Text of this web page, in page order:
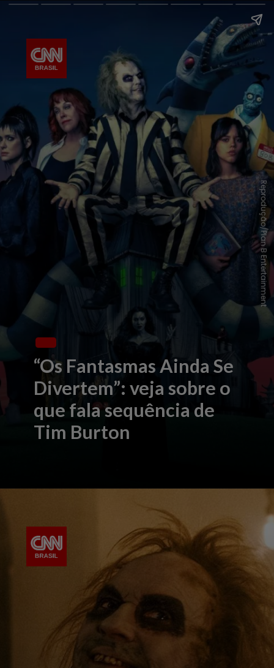
“Os Fantasmas Ainda Se
Divertem”: veja sobre o
que fala sequência de
Tim Burton
Reprodução/Plan B Entertainment